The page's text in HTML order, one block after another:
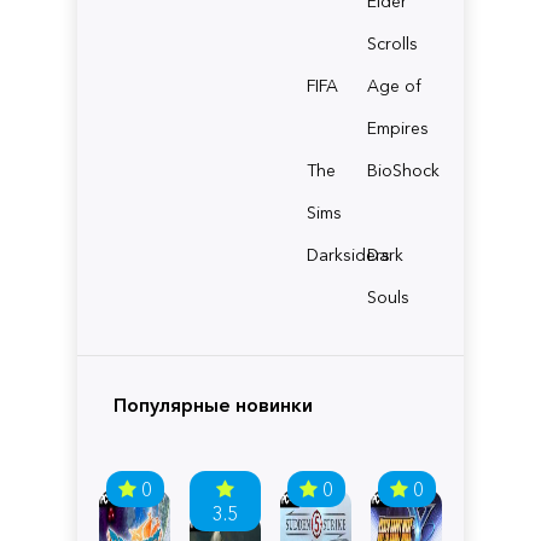
Scrolls
FIFA
Age of
Empires
The
Sims
BioShock
Darksiders
Dark
Souls
Популярные новинки
0
3.5
0 0